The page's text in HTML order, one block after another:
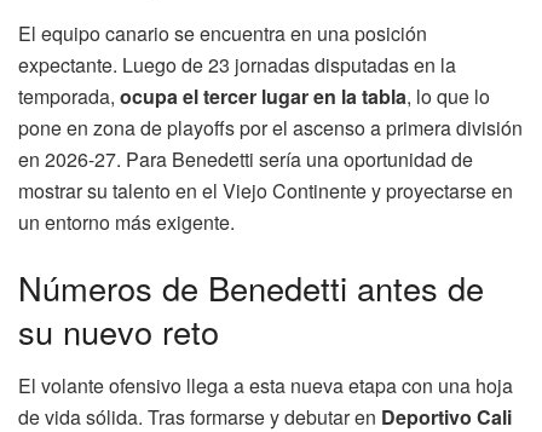
El equipo canario se encuentra en una posición
expectante. Luego de 23 jornadas disputadas en la
temporada, ocupa el tercer lugar en la tabla, lo que lo
pone en zona de playoffs por el ascenso a primera división
en 2026-27. Para Benedetti sería una oportunidad de
mostrar su talento en el Viejo Continente y proyectarse en
un entorno más exigente.
Números de Benedetti antes de
su nuevo reto
El volante ofensivo llega a esta nueva etapa con una hoja
de vida sólida. Tras formarse y debutar en Deportivo Cali